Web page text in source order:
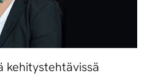
kehitystehtävissä